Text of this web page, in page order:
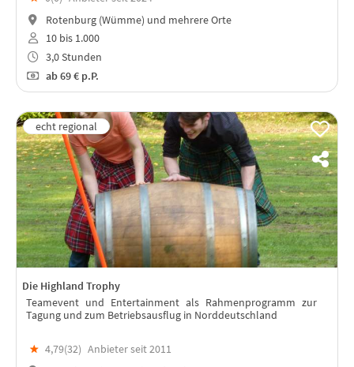
Rotenburg (Wümme) und mehrere Orte
10 bis 1.000
3,0 Stunden
ab69 € p.P.
Die Highland Trophy
Teamevent und Entertainment als Rahmenprogramm zur
Tagung und zum Betriebsausflug in Norddeutschland
★ 4,79(32) Anbieter seit 2011